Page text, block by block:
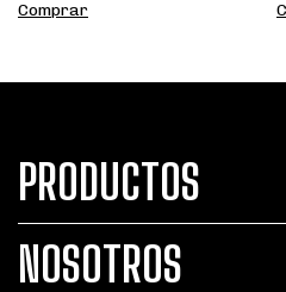
Comprar
PRODUCTOS
NOSOTROS